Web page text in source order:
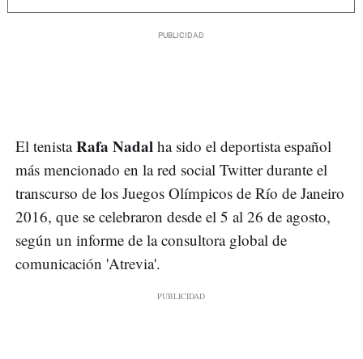
El tenistaRafa Nadal ha sido el deportista español
más mencionado en la red social Twitter durante el
transcurso de los Juegos Olímpicos de Río de Janeiro
2016, que se celebraron desde el 5 al 26 de agosto,
según un informe de la consultora global de
comunicación 'Atrevia'.